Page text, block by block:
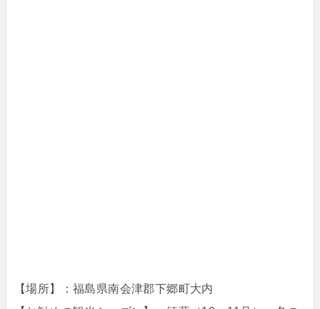
【場所】：福島県南会津郡下郷町大内